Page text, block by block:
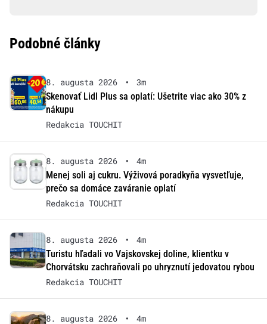
Podobné články
8. augusta 2026 •
3m
Skenovať Lidl Plus sa oplatí: Ušetrite viac ako 30% z
nákupu
Redakcia TOUCHIT
8. augusta 2026 •
4m
Menej soli aj cukru. Výživová poradkyňa vysvetľuje,
prečo sa domáce zaváranie oplatí
Redakcia TOUCHIT
8. augusta 2026 •
4m
Turistu hľadali vo Vajskovskej doline, klientku v
Chorvátsku zachraňovali po uhryznutí jedovatou rybou
Redakcia TOUCHIT
8. augusta 2026 •
4m